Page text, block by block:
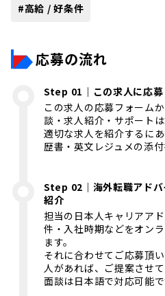
#高給 / 好条件
応募の流れ
Step 01｜この求人に応募
この求人の応募フォーム
談・求人紹介・サポートは
適切な求人を紹介するに
歴書・英文レジュメの添付
Step 02｜海外転職アド
紹介
担当の日本人キャリアア
件・入社時期などをオン
ます。
それに合わせてご応募頂
人があれば、ご提案させて
面談は日本語で対応可能で